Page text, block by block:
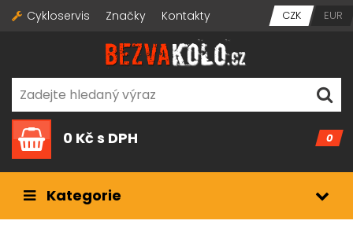
Cykloservis Značky Kontakty CZK EUR
0
0 Kčs DPH
Kategorie